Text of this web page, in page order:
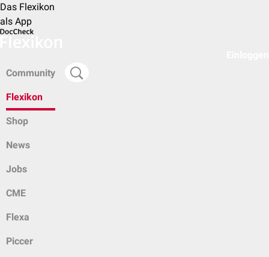
Das Flexikon
als App
Community
Flexikon
Shop
News
Jobs
CME
Flexa
Piccer